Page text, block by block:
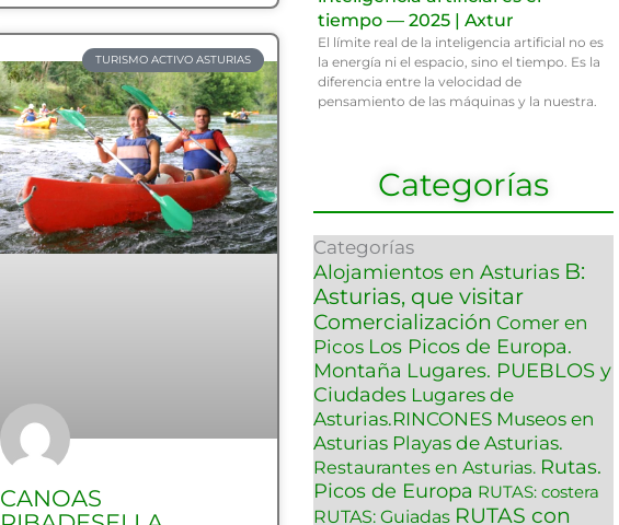
TURISMO ACTIVO ASTURIAS
CANOAS
tiempo — 2025 | Axtur
El límite real de la inteligencia artificial no es
la energía ni el espacio, sino el tiempo. Es la
diferencia entre la velocidad de
pensamiento de las máquinas y la nuestra.
Categorías
Categorías
Alojamientos en Asturias B:
Asturias, que visitar
Comercialización Comer en
Picos Los Picos de Europa.
Montaña Lugares. PUEBLOS y
Ciudades Lugares de
Asturias.RINCONES Museos en
Asturias Playas de Asturias.
Restaurantes en Asturias. Rutas.
Picos de Europa RUTAS: costera
RUTAS: Guiadas RUTAS con